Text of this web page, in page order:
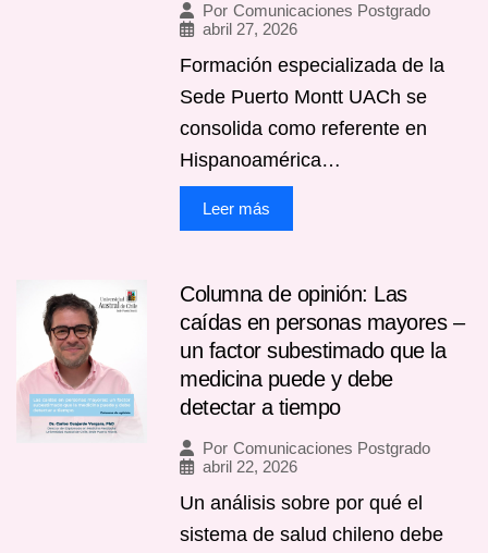
Por Comunicaciones Postgrado
abril 27, 2026
Formación especializada de la
Sede Puerto Montt UACh se
consolida como referente en
Hispanoamérica…
Leer más
Columna de opinión: Las
caídas en personas mayores –
un factor subestimado que la
medicina puede y debe
detectar a tiempo
Por Comunicaciones Postgrado
abril 22, 2026
Un análisis sobre por qué el
sistema de salud chileno debe